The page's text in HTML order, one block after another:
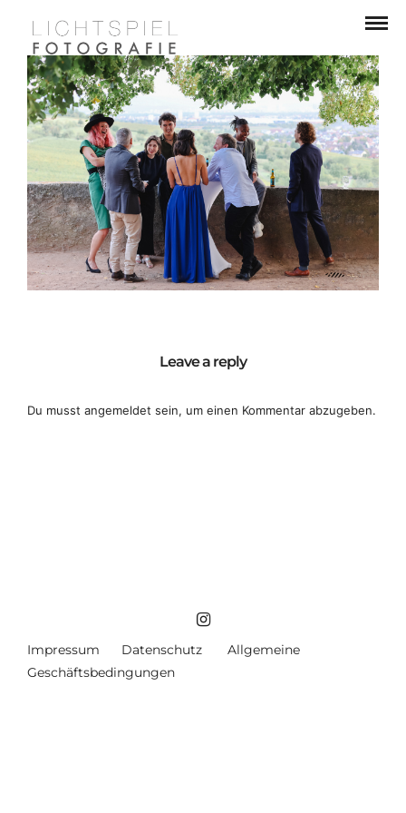
Leave a reply
Du musst angemeldet sein, um einen Kommentar abzugeben.
Impressum Datenschutz
Allgemeine
Geschäftsbedingungen